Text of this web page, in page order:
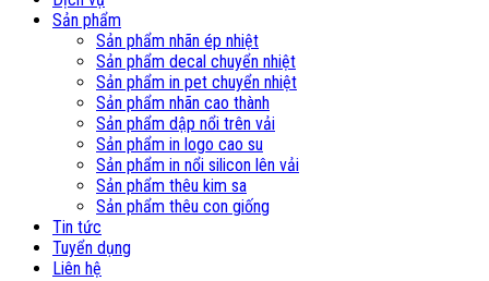
Sản phẩm
Sản phẩm nhãn ép nhiệt
Sản phẩm decal chuyển nhiệt
Sản phẩm in pet chuyển nhiệt
Sản phẩm nhãn cao thành
Sản phẩm dập nổi trên vải
Sản phẩm in logo cao su
Sản phẩm in nổi silicon lên vải
Sản phẩm thêu kim sa
Sản phẩm thêu con giống
Tin tức
Tuyển dụng
Liên hệ